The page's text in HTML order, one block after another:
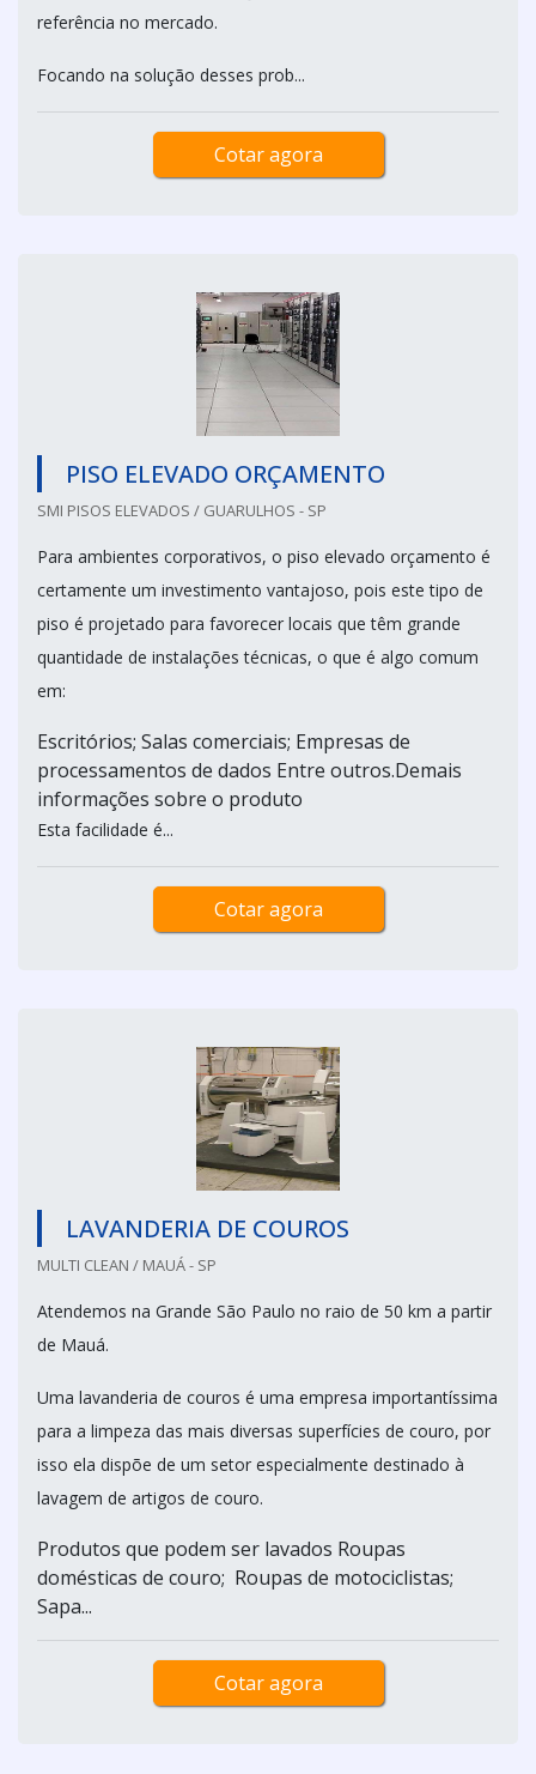
referência no mercado.
Focando na solução desses prob...
Cotar agora
PISO ELEVADO ORÇAMENTO
SMI PISOS ELEVADOS / GUARULHOS - SP
Para ambientes corporativos, o piso elevado orçamento é
certamente um investimento vantajoso, pois este tipo de
piso é projetado para favorecer locais que têm grande
quantidade de instalações técnicas, o que é algo comum
em:
Escritórios; Salas comerciais; Empresas de
processamentos de dados Entre outros.Demais
informações sobre o produto
Esta facilidade é...
Cotar agora
LAVANDERIA DE COUROS
MULTI CLEAN / MAUÁ - SP
Atendemos na Grande São Paulo no raio de 50 km a partir
de Mauá.
Uma lavanderia de couros é uma empresa importantíssima
para a limpeza das mais diversas superfícies de couro, por
isso ela dispõe de um setor especialmente destinado à
lavagem de artigos de couro.
Produtos que podem ser lavados Roupas
domésticas de couro; Roupas de motociclistas;
Sapa...
Cotar agora